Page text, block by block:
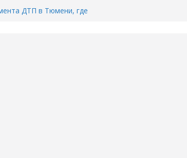
ДТП в Тюмени, где